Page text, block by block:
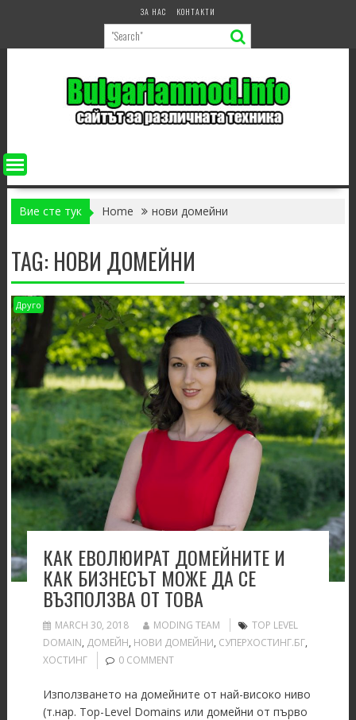
ЗА НАС КОНТАКТИ
Вие сте тук Home нови домейни
TAG: НОВИ ДОМЕЙНИ
Друго
КАК ЕВОЛЮИРАТ ДОМЕЙНИТЕ И
КАК БИЗНЕСЪТ МОЖЕ ДА СЕ
ВЪЗПОЛЗВА ОТ ТОВА
MARCH 30, 2018 MODING TEAM
TOP LEVEL
DOMAIN, ДОМЕЙН, НОВИ ДОМЕЙНИ, СУПЕРХОСТИНГ.БГ,
ХОСТИНГ
0 COMMENT
Използването на домейните от най-високо ниво
(т.нар. Top-Level Domains или домейни от първо